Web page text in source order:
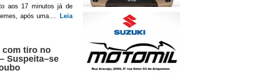
aos 17 minutos já de
após uma....
Leia
com tiro no
Suspeita–se